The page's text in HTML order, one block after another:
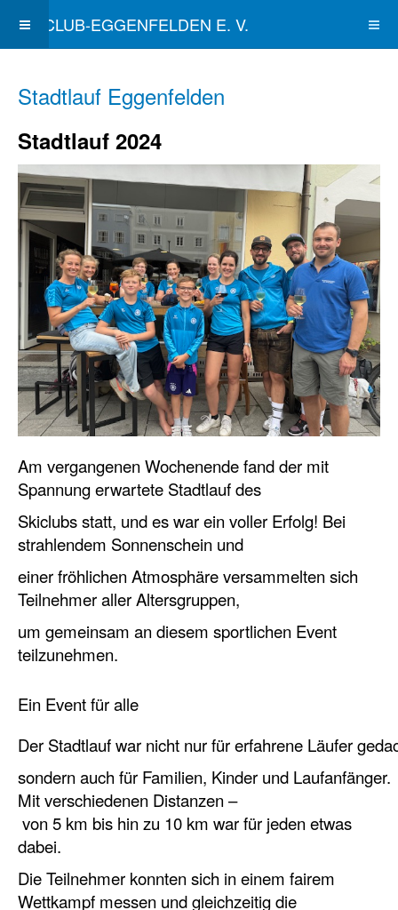
SKICLUB-EGGENFELDEN E. V.
Stadtlauf Eggenfelden
Stadtlauf 2024
Am vergangenen Wochenende fand der mit
Spannung erwartete Stadtlauf des
Skiclubs statt, und es war ein voller Erfolg! Bei
strahlendem Sonnenschein und
einer fröhlichen Atmosphäre versammelten sich
Teilnehmer aller Altersgruppen,
um gemeinsam an diesem sportlichen Event
teilzunehmen.
Ein Event für alle
Der Stadtlauf war nicht nur für erfahrene Läufer
sondern auch für Familien, Kinder und Laufanfänger.
Mit verschiedenen Distanzen –
von 5 km bis hin zu 10 km war für jeden etwas
dabei.
Die Teilnehmer konnten sich in einem fairem
Wettkampf messen und gleichzeitig die